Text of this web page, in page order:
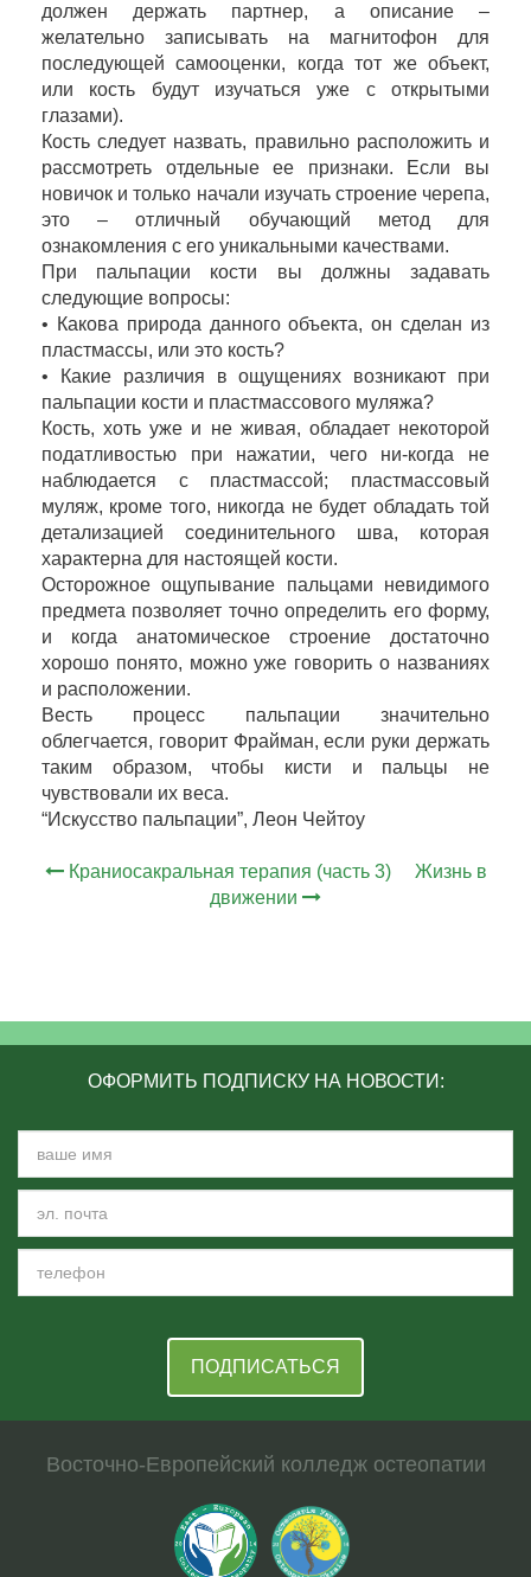
должен держать партнер, а описание –
желательно записывать на магнитофон для
последующей самооценки, когда тот же объект,
или кость будут изучаться уже с открытыми
глазами).
Кость следует назвать, правильно расположить и
рассмотреть отдельные ее признаки. Если вы
новичок и только начали изучать строение черепа,
это – отличный обучающий метод для
ознакомления с его уникальными качествами.
При пальпации кости вы должны задавать
следующие вопросы:
• Какова природа данного объекта, он сделан из
пластмассы, или это кость?
• Какие различия в ощущениях возникают при
пальпации кости и пластмассового муляжа?
Кость, хоть уже и не живая, обладает некоторой
податливостью при нажатии, чего ни-когда не
наблюдается с пластмассой; пластмассовый
муляж, кроме того, никогда не будет обладать той
детализацией соединительного шва, которая
характерна для настоящей кости.
Осторожное ощупывание пальцами невидимого
предмета позволяет точно определить его форму,
и когда анатомическое строение достаточно
хорошо понято, можно уже говорить о названиях
и расположении.
Весть процесс пальпации значительно
облегчается, говорит Фрайман, если руки держать
таким образом, чтобы кисти и пальцы не
чувствовали их веса.
“Искусство пальпации”, Леон Чейтоу
Краниосакральная терапия (часть 3)
Жизнь в
движении
ОФОРМИТЬ ПОДПИСКУ НА НОВОСТИ:
ПОДПИСАТЬСЯ
Восточно-Европейский колледж остеопатии